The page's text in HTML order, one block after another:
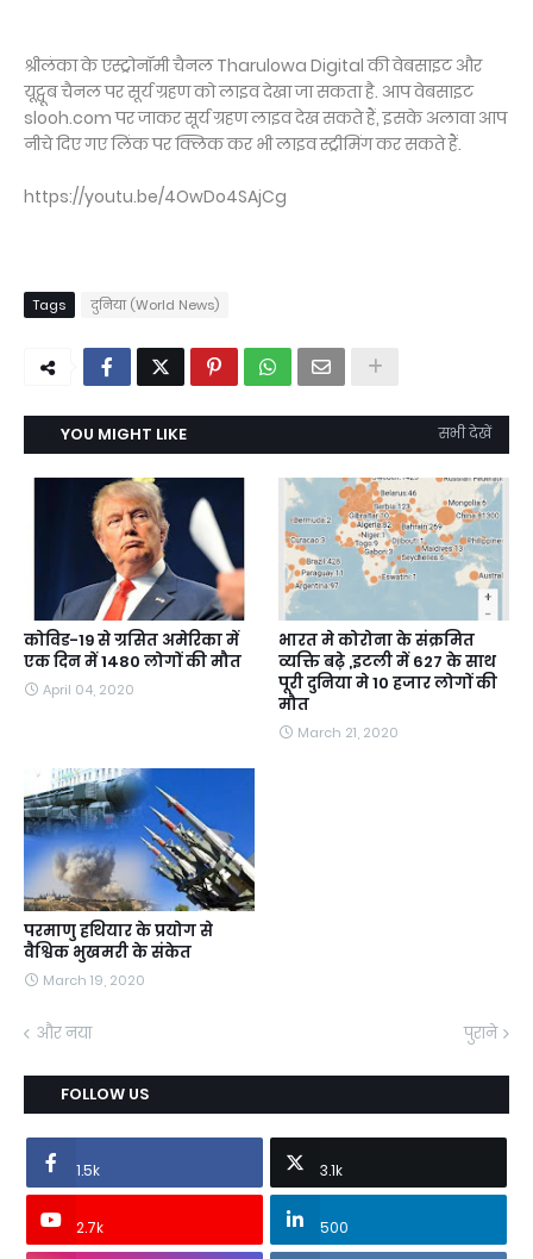
श्रीलंका के एस्ट्रोनॉमी चैनल Tharulowa Digital की वेबसाइट और
यूट्वूब चैनल पर सूर्य ग्रहण को लाइव देखा जा सकता है. आप वेबसाइट
slooh.com पर जाकर सूर्य ग्रहण लाइव देख सकते हैं, इसके अलावा आप
नीचे दिए गए लिंक पर क्लिक कर भी लाइव स्ट्रीमिंग कर सकते हैं.
https://youtu.be/4OwDo4SAjCg
Tags दुनिया (World News)
YOU MIGHT LIKE सभी देखें
कोविड-19 से ग्रसित अमेरिका में
एक दिन में 1480 लोगों की मौत
April 04, 2020
भारत मे कोरोना के संक्रमित
व्यक्ति बढ़े ,इटली में 627 के साथ
पूरी दुनिया मे 10 हजार लोगों की
मौत
March 21, 2020
परमाणु हथियार के प्रयोग से
वैश्विक भुखमरी के संकेत
March 19, 2020
और नया पुराने
FOLLOW US
1.5k 3.1k
2.7k 500